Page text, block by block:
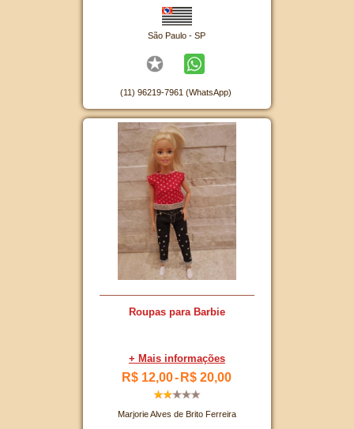
São Paulo - SP
(11) 96219-7961 (WhatsApp)
Roupas para Barbie
+ Mais informações
R$ 12,00- R$ 20,00
Marjorie Alves de Brito Ferreira